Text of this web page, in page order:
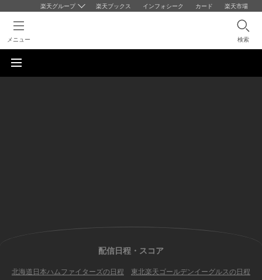
楽天グループ 楽天ブックス インフォシーク カード 楽天市場
メニュー 検索
配信日程・スコア
北海道日本ハムファイターズの日程
東北楽天ゴールデンイーグルスの日程